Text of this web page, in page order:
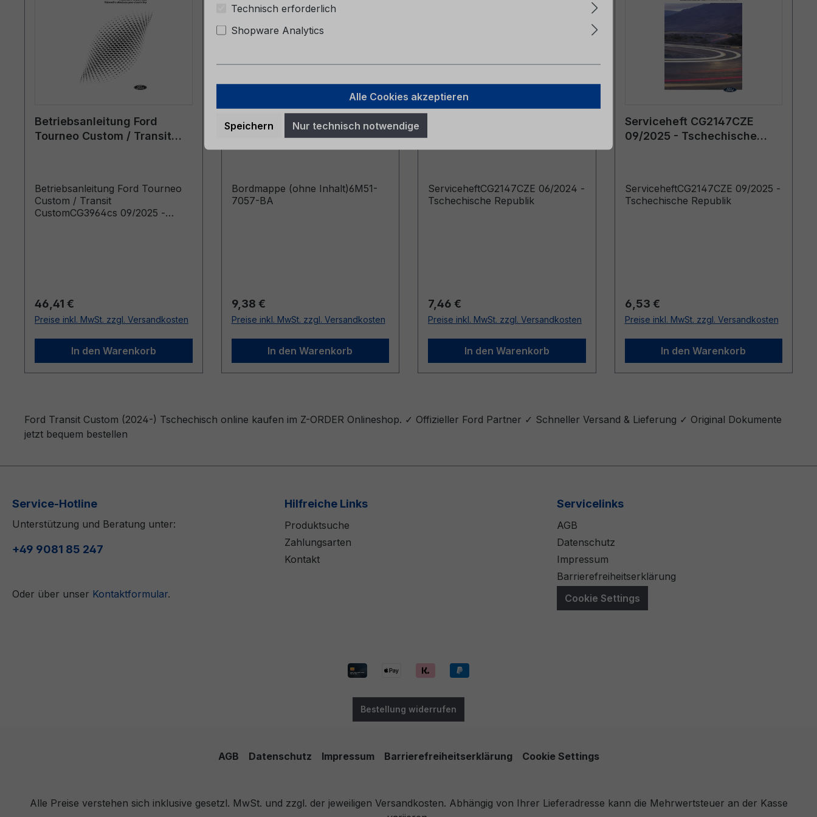
Betriebsanleitung Ford
Tourneo Custom / Transit
Betriebsanleitung Ford Tourneo
Custom / Transit
CustomCG3964cs 09/2025 -
Regulärer Preis:
46,41 €
Preise inkl. MwSt. zzgl. Versandkosten
In den Warenkorb
Bordmappe (ohne Inhalt)
6M51-7057-BA
Bordmappe (ohne Inhalt)6M51-
7057-BA
Regulärer Preis:
9,38 €
Preise inkl. MwSt. zzgl. Versandkosten
In den Warenkorb
Republik
ServiceheftCG2147CZE 06/2024 -
Tschechische Republik
Regulärer Preis:
7,46 €
Preise inkl. MwSt. zzgl. Versandkosten
In den Warenkorb
Serviceheft CG2147CZE
09/2025 - Tschechische
ServiceheftCG2147CZE 09/2025 -
Tschechische Republik
Regulärer Preis:
6,53 €
Preise inkl. MwSt. zzgl. Versandkosten
In den Warenkorb
Ford Transit Custom (2024-) Tschechisch online kaufen im Z-ORDER Onlineshop. ✓ Offizieller Ford Partner ✓ Schneller Versand & Lieferung ✓ Original Dokumente
jetzt bequem bestellen
Service-Hotline
Unterstützung und Beratung unter:
+49 9081 85 247
Oder über unser Kontaktformular.
Hilfreiche Links
Produktsuche
Zahlungsarten
Kontakt
Servicelinks
AGB
Datenschutz
Impressum
Barrierefreiheitserklärung
Cookie Settings
Bestellung widerrufen
AGB Datenschutz Impressum Barrierefreiheitserklärung Cookie Settings
Alle Preise verstehen sich inklusive gesetzl. MwSt. und zzgl. der jeweiligen Versandkosten. Abhängig von Ihrer Lieferadresse kann die Mehrwertsteuer an der Kasse
Technisch erforderlich
Shopware Analytics
Alle Cookies akzeptieren
Speichern Nur technisch notwendige